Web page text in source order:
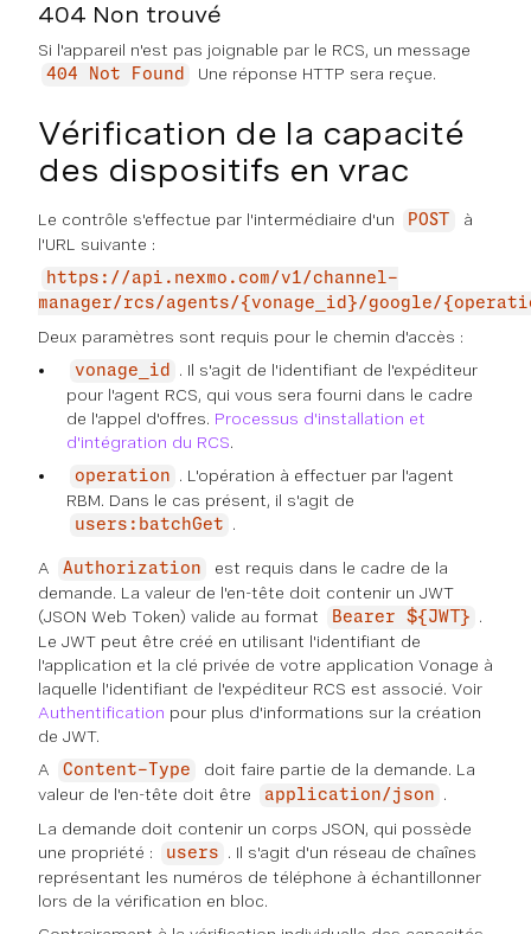
404 Non trouvé
Si l'appareil n'est pas joignable par le RCS, un message
404 Not Found Une réponse HTTP sera reçue.
Vérification de la capacité
des dispositifs en vrac
Le contrôle s'effectue par l'intermédiaire d'un POST
à
l'URL suivante :
https://api.nexmo.com/v1/channel-
manager/rcs/agents/{vonage_id}/google/
Deux paramètres sont requis pour le chemin d'accès :
vonage_id
. Il s'agit de l'identifiant de l'expéditeur
pour l'agent RCS, qui vous sera fourni dans le cadre
de l'appel d'offres. Processus d'installation et
d'intégration du RCS.
operation
. L'opération à effectuer par l'agent
RBM. Dans le cas présent, il s'agit de
users:batchGet .
A Authorization
est requis dans le cadre de la
demande. La valeur de l'en-tête doit contenir un JWT
(JSON Web Token) valide au format
Bearer ${JWT}
.
Le JWT peut être créé en utilisant l'identifiant de
l'application et la clé privée de votre application Vonage à
laquelle l'identifiant de l'expéditeur RCS est associé. Voir
Authentification pour plus d'informations sur la création
de JWT.
A
Content-Type
doit faire partie de la demande. La
valeur de l'en-tête doit être
application/json
.
La demande doit contenir un corps JSON, qui possède
une propriété :
users . Il s'agit d'un réseau de chaînes
représentant les numéros de téléphone à échantillonner
lors de la vérification en bloc.